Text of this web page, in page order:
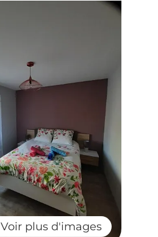
Voir plus d'images